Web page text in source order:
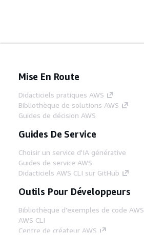
Mise En Route
Didacticiels pratiques AWS
Bibliothèque de solutions AWS
Guides de décision AWS
Guides De Service
Choisir un service d'IA générative
Guides de service AWS
Didacticiels AWS CLI sur GitHub
Outils Pour Développeurs
Bibliothèque d'exemples de code AWS
AWS CLI
Centre de créateur AWS